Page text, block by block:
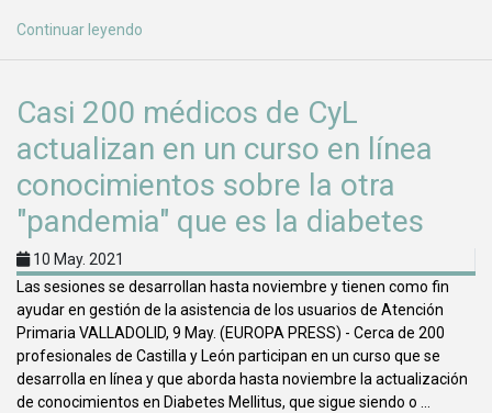
Continuar leyendo
Casi 200 médicos de CyL
actualizan en un curso en línea
conocimientos sobre la otra
"pandemia" que es la diabetes
10 May. 2021
Las sesiones se desarrollan hasta noviembre y tienen como fin
ayudar en gestión de la asistencia de los usuarios de Atención
Primaria VALLADOLID, 9 May. (EUROPA PRESS) - Cerca de 200
profesionales de Castilla y León participan en un curso que se
desarrolla en línea y que aborda hasta noviembre la actualización
de conocimientos en Diabetes Mellitus, que sigue siendo o ...